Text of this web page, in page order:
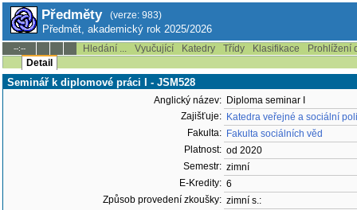
Předměty (verze: 983)
Předmět, akademický rok 2025/2026
--:-- Hledání ... Vyučující Katedry Třídy Klasifikace
Prohlížení
Detail
Seminář k diplomové práci I - JSM528
Anglický název: Diploma seminar I
Zajišťuje: Katedra veřejné a sociální
Fakulta: Fakulta sociálních věd
Platnost: od 2020
Semestr: zimní
E-Kredity: 6
Způsob provedení zkoušky: zimní s.: